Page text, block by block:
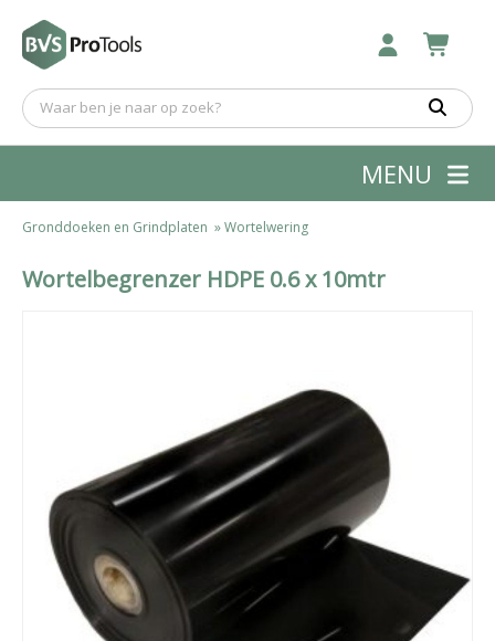
MENU
Gronddoeken en Grindplaten »Wortelwering
Wortelbegrenzer HDPE 0.6 x 10mtr